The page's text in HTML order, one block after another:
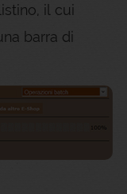
il cui
barra di